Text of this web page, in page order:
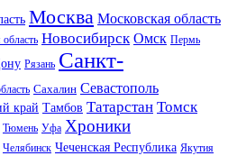
Москва Московская область
Новосибирск Омск Пермь
Рязань Санкт-
Сахалин Севастополь
край Тамбов Татарстан Томск
Тюмень Уфа Хроники
Челябинск Чеченская Республика Якутия